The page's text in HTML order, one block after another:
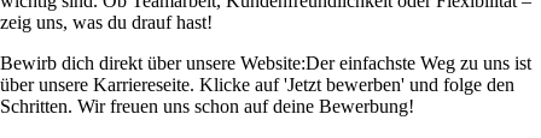
zeig uns, was du drauf hast!
Bewirb dich direkt über unsere Website:Der einfachste Weg zu uns ist
über unsere Karriereseite. Klicke auf 'Jetzt bewerben' und folge den
Schritten. Wir freuen uns schon auf deine Bewerbung!